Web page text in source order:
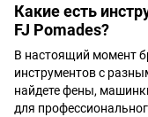
Какие есть
FJ Pomades?
В настоящий момент
инструментов с
найдете фены,
для